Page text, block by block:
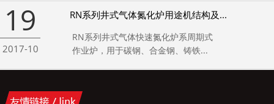
19
2017-10
RN系列井式气体氮化炉用途机结构及...
RN系列井式气体快速氮化炉系周期式
作业炉，用于碳钢、合金钢、铸铁...